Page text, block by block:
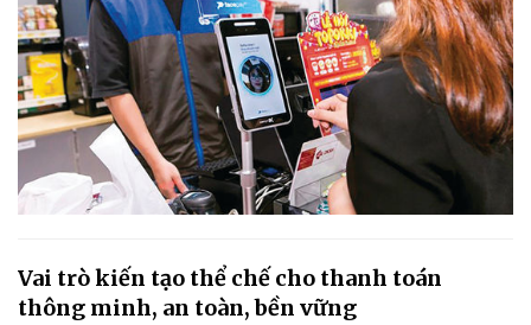
Vai trò kiến tạo thể chế cho thanh toán
thông minh, an toàn, bền vững